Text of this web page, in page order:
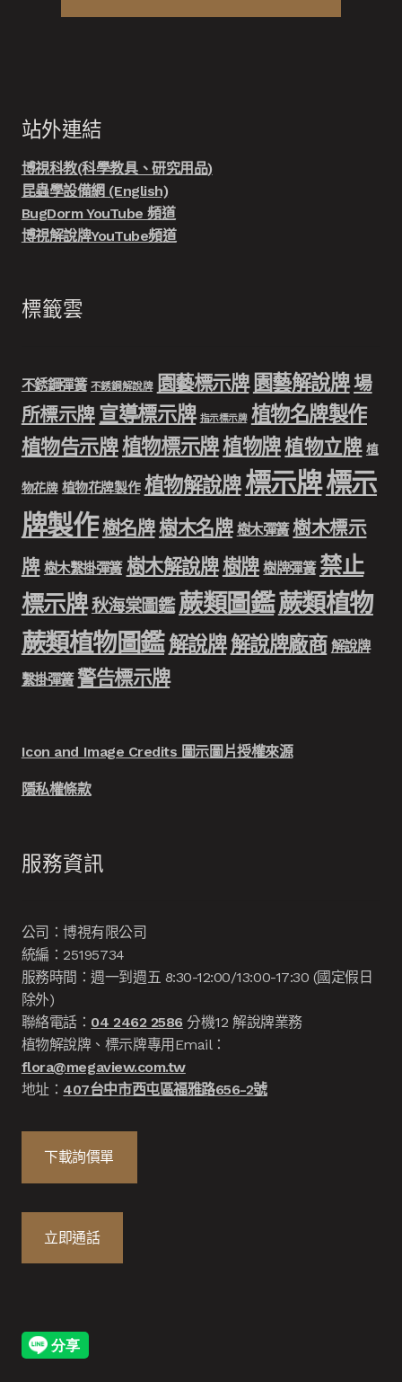
站外連結
博視科教(科學教具、研究用品)
昆蟲學設備網 (English)
BugDorm YouTube 頻道
博視解說牌YouTube頻道
標籤雲
不銹鋼彈簧 不銹鋼解說牌 園藝標示牌 園藝解說牌場
所標示牌 宣導標示牌 指示標示牌 植物名牌製作
植物告示牌植物標示牌植物牌植物立牌 植
物花牌 植物花牌製作 植物解說牌 標示牌標示
牌製作樹名牌樹木名牌 樹木彈簧 樹木標示
牌 樹木繫掛彈簧 樹木解說牌樹牌 樹牌彈簧 禁止
標示牌 秋海棠圖鑑 蕨類圖鑑蕨類植物
蕨類植物圖鑑解說牌解說牌廠商 解說牌
繫掛彈簧 警告標示牌
Icon and Image Credits 圖示圖片授權來源
隱私權條款
服務資訊
公司：博視有限公司
統編：25195734
服務時間：週一到週五 8:30-12:00/13:00-17:30 (國定假日
除外)
聯絡電話： 04 2462 2586分機12 解說牌業務
植物解說牌、標示牌專用Email：
flora@megaview.com.tw
地址： 407台中市西屯區福雅路656-2號
下載詢價單
立即通話